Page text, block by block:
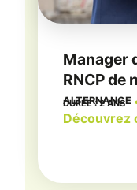
Manager
RNCP de
ALTERNANCE
DURÉE : 2 ANS
Découvrez